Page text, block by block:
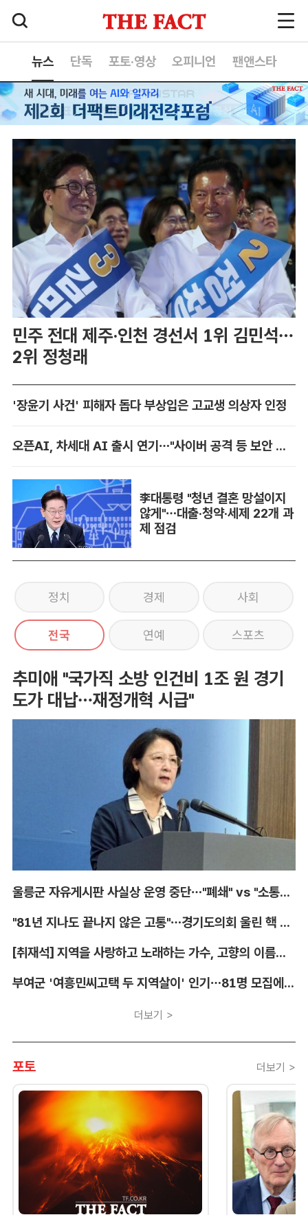
뉴스 단독 포토·영상 오피니언 팬앤스타
민주 전대 제주·인천 경선서 1위 김민석…
2위 정청래
'장윤기 사건' 피해자 돕다 부상입은 고교생 의상자 인정
오픈AI, 차세대 AI 출시 연기…"사이버 공격 등 보안 위험"
李대통령 "청년 결혼 망설이지
않게"…대출·청약·세제 22개 과
제 점검
정치 경제 사회
전국 연예 스포츠
추미애 "국가직 소방 인건비 1조 원 경기
도가 대납…재정개혁 시급"
울릉군 자유게시판 사실상 운영 중단…"폐쇄" vs "소통창구 지켜야"
"81년 지나도 끝나지 않은 고통"…경기도의회 울린 핵 피해자의 증언
[취재석] 지역을 사랑하고 노래하는 가수, 고향의 이름을 남긴다
부여군 '여흥민씨고택 두 지역살이' 인기…81명 모집에 712명 몰려
더보기 >
포토 더보기 >